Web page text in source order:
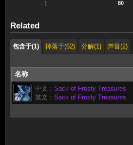
1
Related
包含于(1) 掉落于(62) 分解(1) 声音(2)
名称
中文： Sack of Frosty Treasures
英文： Sack of Frosty Treasures